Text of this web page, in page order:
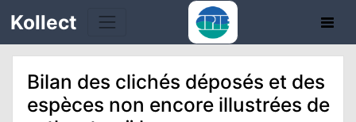
Kollect
Bilan des clichés déposés et des
espèces non encore illustrées de